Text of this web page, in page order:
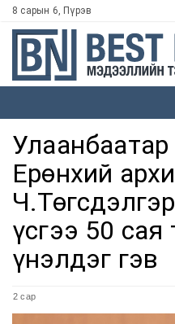
8 сарын 6, Пүрэв
Ерөнхий
үсгээ 50 сая
үнэлдэг гэв
2 сар